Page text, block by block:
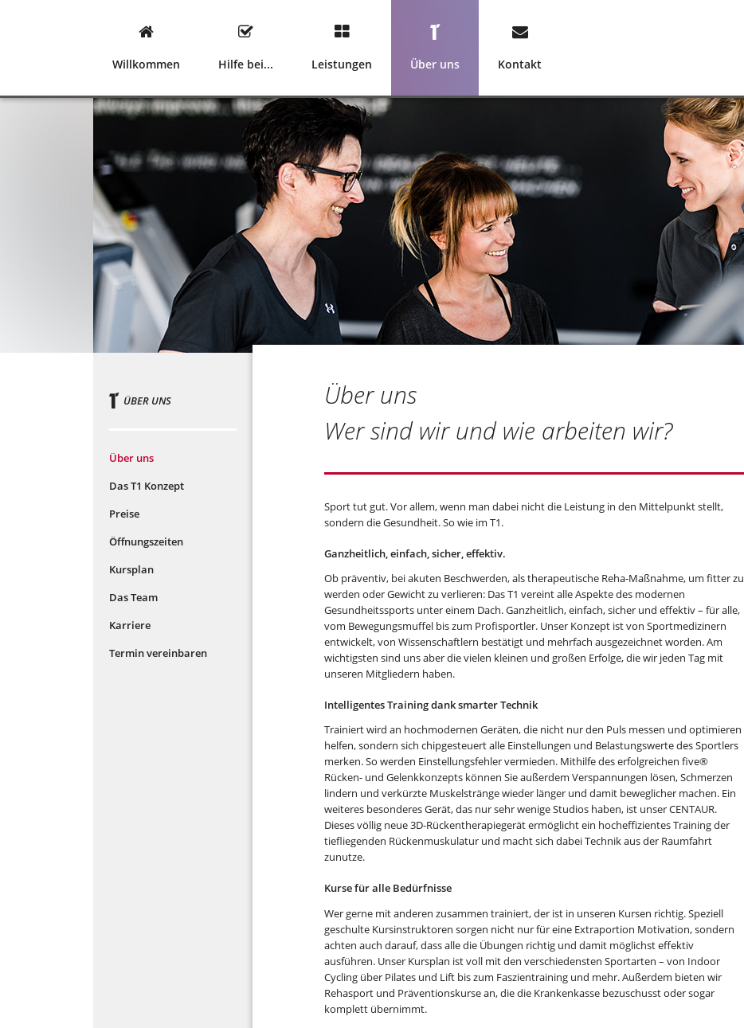
Willkommen Hilfe bei... Leistungen Über uns Kontakt
ÜBER UNS
Über uns
Das T1 Konzept
Preise
Öffnungszeiten
Kursplan
Das Team
Karriere
Termin vereinbaren
Über uns
Wer sind wir und wie arbeiten wir?
Sport tut gut. Vor allem, wenn man dabei nicht die Leistung in den Mittelpunkt stellt,
sondern die Gesundheit. So wie im T1.
Ganzheitlich, einfach, sicher, effektiv.
Ob präventiv, bei akuten Beschwerden, als therapeutische Reha-Maßnahme, um fitter zu
werden oder Gewicht zu verlieren: Das T1 vereint alle Aspekte des modernen
Gesundheitssports unter einem Dach. Ganzheitlich, einfach, sicher und effektiv – für alle,
vom Bewegungsmuffel bis zum Profisportler. Unser Konzept ist von Sportmedizinern
entwickelt, von Wissenschaftlern bestätigt und mehrfach ausgezeichnet worden. Am
wichtigsten sind uns aber die vielen kleinen und großen Erfolge, die wir jeden Tag mit
unseren Mitgliedern haben.
Intelligentes Training dank smarter Technik
Trainiert wird an hochmodernen Geräten, die nicht nur den Puls messen und optimieren
helfen, sondern sich chipgesteuert alle Einstellungen und Belastungswerte des Sportlers
merken. So werden Einstellungsfehler vermieden. Mithilfe des erfolgreichen five®
Rücken- und Gelenkkonzepts können Sie außerdem Verspannungen lösen, Schmerzen
lindern und verkürzte Muskelstränge wieder länger und damit beweglicher machen. Ein
weiteres besonderes Gerät, das nur sehr wenige Studios haben, ist unser CENTAUR.
Dieses völlig neue 3D-Rückentherapiegerät ermöglicht ein hocheffizientes Training der
tiefliegenden Rückenmuskulatur und macht sich dabei Technik aus der Raumfahrt
zunutze.
Kurse für alle Bedürfnisse
Wer gerne mit anderen zusammen trainiert, der ist in unseren Kursen richtig. Speziell
geschulte Kursinstruktoren sorgen nicht nur für eine Extraportion Motivation, sondern
achten auch darauf, dass alle die Übungen richtig und damit möglichst effektiv
ausführen. Unser Kursplan ist voll mit den verschiedensten Sportarten – von Indoor
Cycling über Pilates und Lift bis zum Faszientraining und mehr. Außerdem bieten wir
Rehasport und Präventionskurse an, die die Krankenkasse bezuschusst oder sogar
komplett übernimmt.